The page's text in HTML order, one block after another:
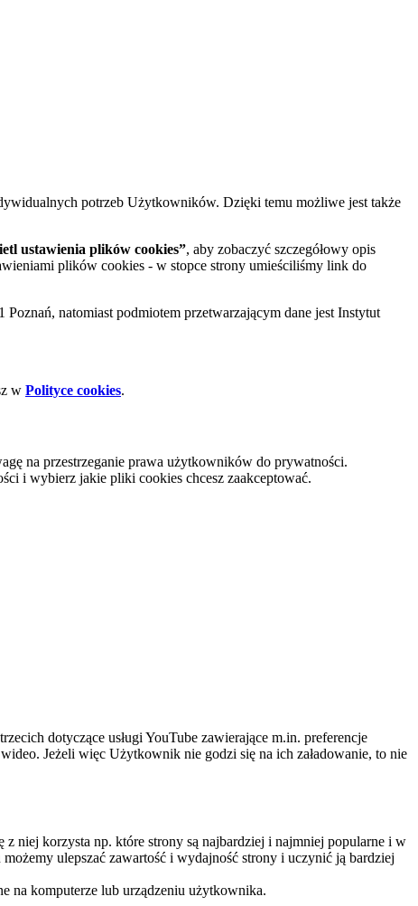
potrzeb Użytkowników. Dzięki temu możliwe jest także
ustawienia plików cookies”, aby zobaczyć szczegółowy opis
plików cookies - w stopce strony umieściliśmy link do
natomiast podmiotem przetwarzającym dane jest Instytut
w Polityce cookies.
na przestrzeganie prawa użytkowników do prywatności.
i wybierz jakie pliki cookies chcesz zaakceptować.
dotyczące usługi YouTube zawierające m.in. preferencje
Jeżeli więc Użytkownik nie godzi się na ich załadowanie, to nie
niej korzysta np. które strony są najbardziej i najmniej popularne i w
ulepszać zawartość i wydajność strony i uczynić ją bardziej
na komputerze lub urządzeniu użytkownika.